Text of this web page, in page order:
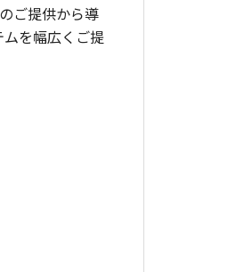
ご提供から導
を幅広くご提